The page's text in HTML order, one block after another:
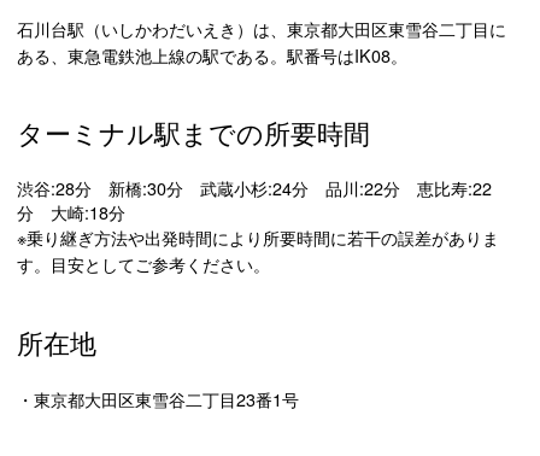
石川台駅（いしかわだいえき）は、東京都大田区東雪谷二丁目に
ある、東急電鉄池上線の駅である。駅番号はIK08。
ターミナル駅までの所要時間
渋谷:28分 新橋:30分 武蔵小杉:24分 品川:22分 恵比寿:22
分 大崎:18分
※乗り継ぎ方法や出発時間により所要時間に若干の誤差がありま
す。目安としてご参考ください。
所在地
・東京都大田区東雪谷二丁目23番1号